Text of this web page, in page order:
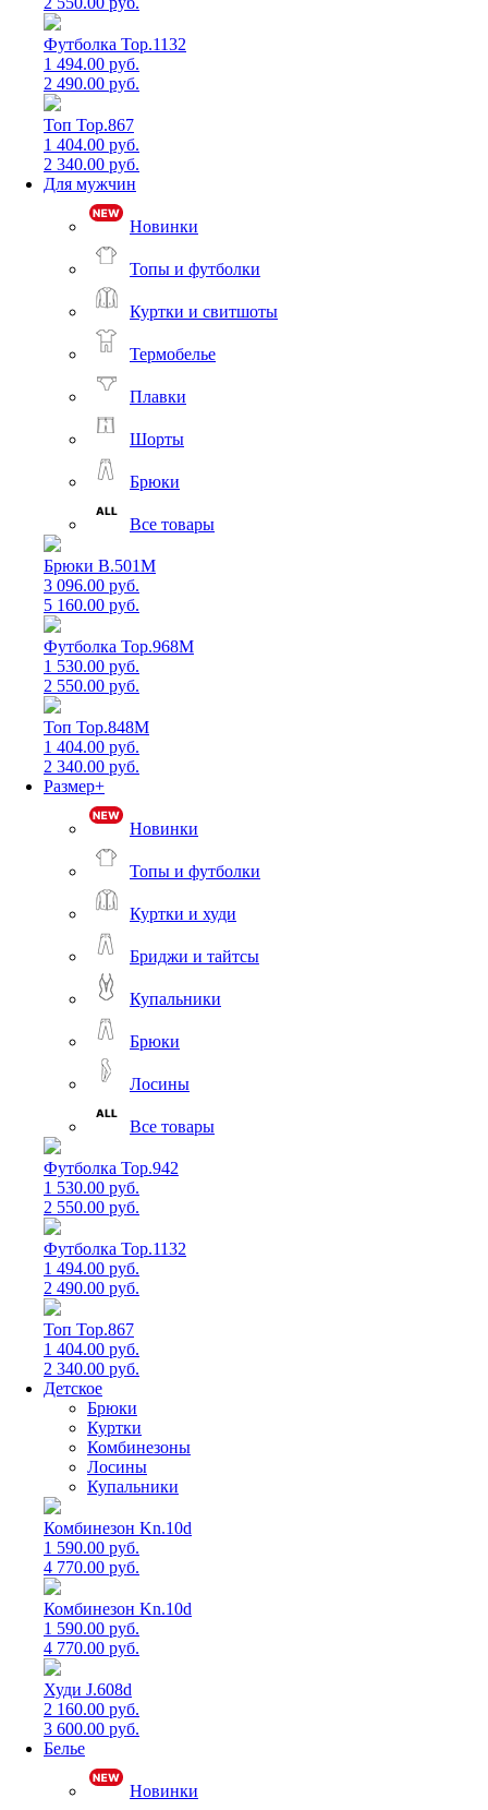
Футболка Top.1132
1 494.00 руб.
2 490.00 руб.
Топ Top.867
1 404.00 руб.
2 340.00 руб.
Для мужчин
Новинки
Топы и футболки
Куртки и свитшоты
Термобелье
Плавки
Шорты
Брюки
Все товары
Брюки B.501M
3 096.00 руб.
5 160.00 руб.
Футболка Top.968M
1 530.00 руб.
2 550.00 руб.
Топ Top.848M
1 404.00 руб.
2 340.00 руб.
Размер+
Новинки
Топы и футболки
Куртки и худи
Бриджи и тайтсы
Купальники
Брюки
Лосины
Все товары
Футболка Top.942
1 530.00 руб.
2 550.00 руб.
Футболка Top.1132
1 494.00 руб.
2 490.00 руб.
Топ Top.867
1 404.00 руб.
2 340.00 руб.
Детское
Брюки
Куртки
Комбинезоны
Лосины
Купальники
Комбинезон Kn.10d
1 590.00 руб.
4 770.00 руб.
Комбинезон Kn.10d
1 590.00 руб.
4 770.00 руб.
Худи J.608d
2 160.00 руб.
3 600.00 руб.
Белье
Новинки